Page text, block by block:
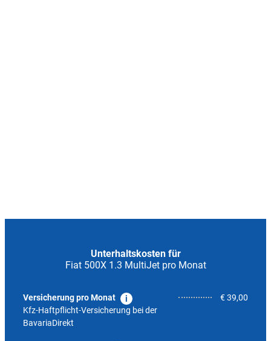
Unterhaltskosten für
Fiat 500X 1.3 MultiJet pro Monat
Versicherung pro Monat
Kfz-Haftpflicht-Versicherung bei der
BavariaDirekt
€ 39,00